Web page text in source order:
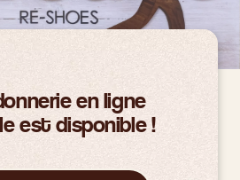
en ligne
est disponible !